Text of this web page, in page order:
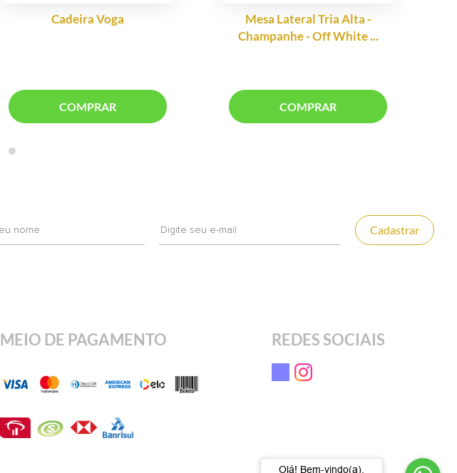
Cadeira Voga
COMPRAR
Mesa Lateral Tria Alta -
Champanhe - Off White ...
COMPRAR
Cadastrar
MEIO DE PAGAMENTO REDES SOCIAIS
Olá! Bem-vindo(a).